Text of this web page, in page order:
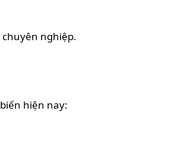
nghiệp.
hiện nay: